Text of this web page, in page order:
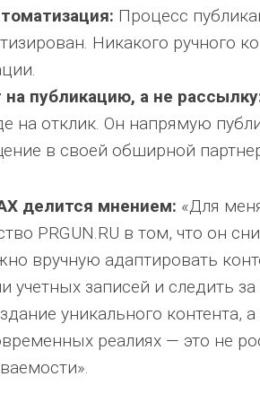
Процесс
Никакого ручного
на публикацию, а не
на отклик. Он напрямую
в своей обширной
делится мнением: «Для
PRGUN.RU в том, что он
вручную адаптировать
учетных записей и следить
уникального контента,
реалиях — это не